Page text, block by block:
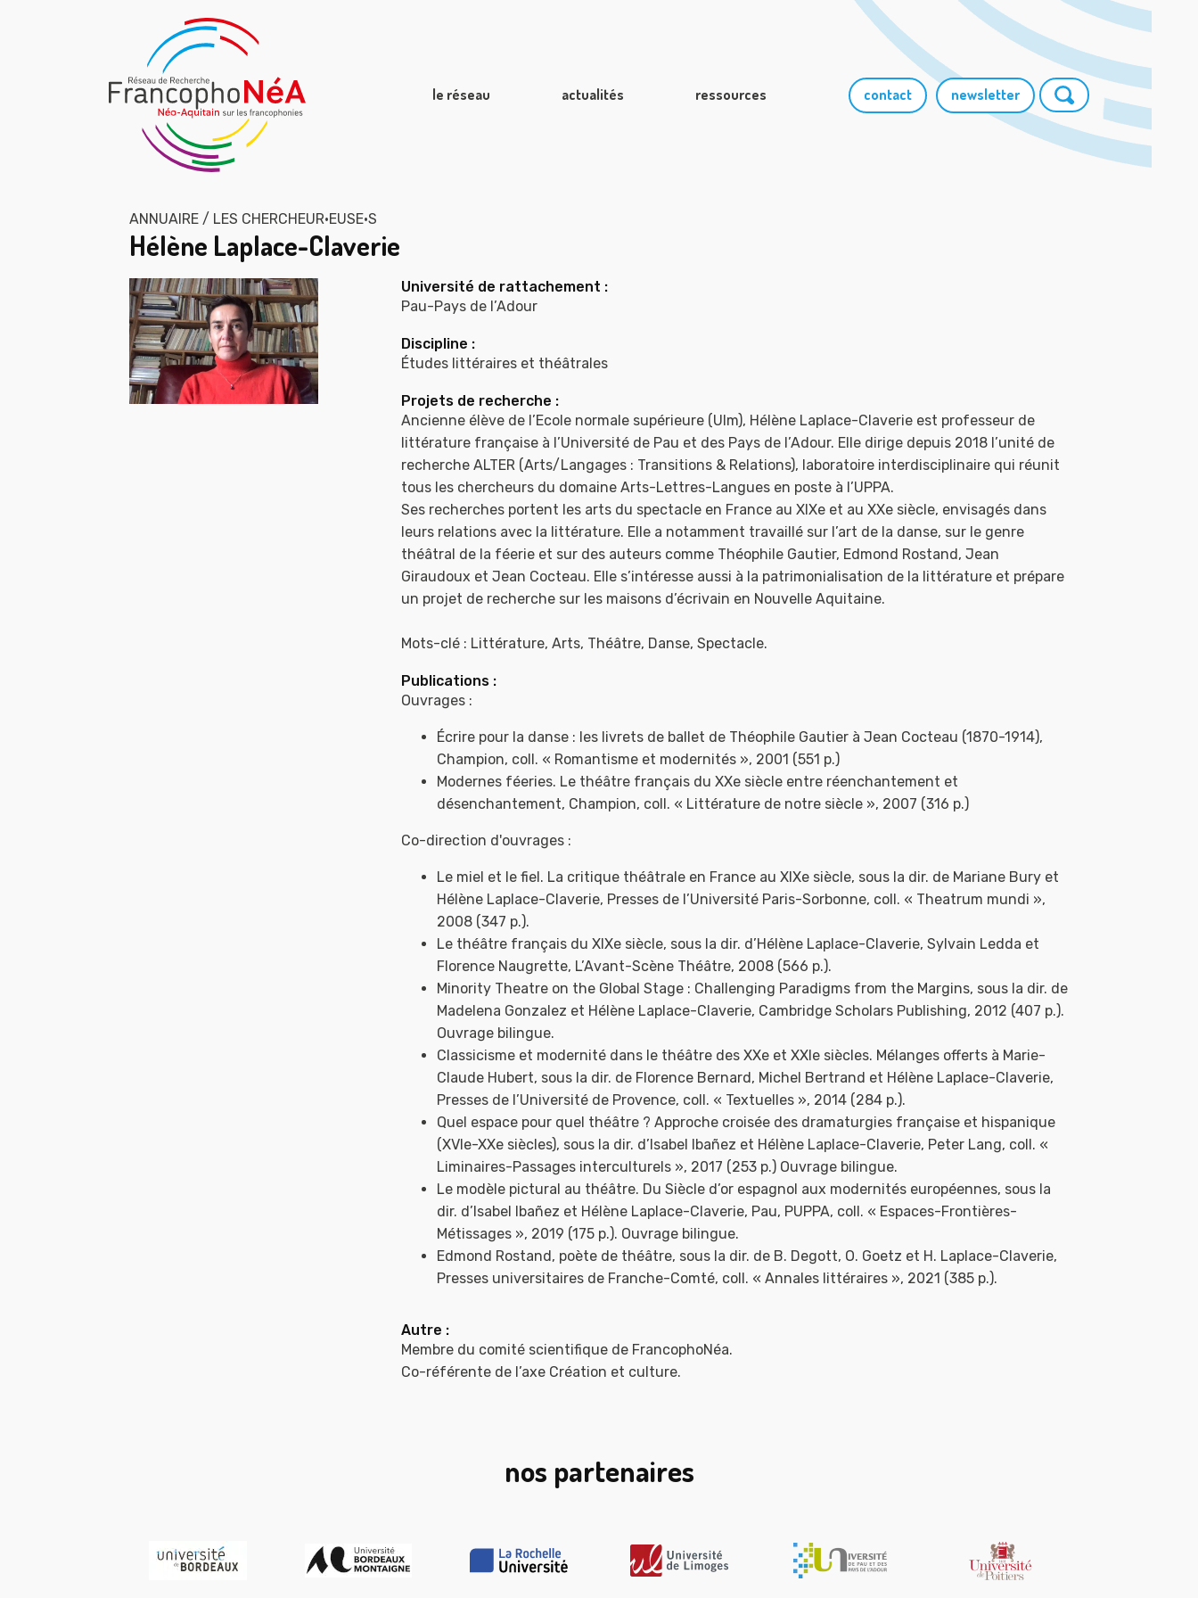
le réseau actualités ressources contact newsletter
ANNUAIRE / LES CHERCHEUR·EUSE·S
Hélène Laplace-Claverie
Université de rattachement :
Pau-Pays de l’Adour
Discipline :
Études littéraires et théâtrales
Projets de recherche :
Ancienne élève de l’Ecole normale supérieure (Ulm), Hélène Laplace-Claverie est professeur de
littérature française à l’Université de Pau et des Pays de l’Adour. Elle dirige depuis 2018 l’unité de
recherche ALTER (Arts/Langages : Transitions & Relations), laboratoire interdisciplinaire qui réunit
tous les chercheurs du domaine Arts-Lettres-Langues en poste à l’UPPA.
Ses recherches portent les arts du spectacle en France au XIXe et au XXe siècle, envisagés dans
leurs relations avec la littérature. Elle a notamment travaillé sur l’art de la danse, sur le genre
théâtral de la féerie et sur des auteurs comme Théophile Gautier, Edmond Rostand, Jean
Giraudoux et Jean Cocteau. Elle s’intéresse aussi à la patrimonialisation de la littérature et prépare
un projet de recherche sur les maisons d’écrivain en Nouvelle Aquitaine.
Mots-clé : Littérature, Arts, Théâtre, Danse, Spectacle.
Publications :
Ouvrages :
Écrire pour la danse : les livrets de ballet de Théophile Gautier à Jean Cocteau (1870-1914),
Champion, coll. « Romantisme et modernités », 2001 (551 p.)
Modernes féeries. Le théâtre français du XXe siècle entre réenchantement et
désenchantement, Champion, coll. « Littérature de notre siècle », 2007 (316 p.)
Co-direction d'ouvrages :
Le miel et le fiel. La critique théâtrale en France au XIXe siècle, sous la dir. de Mariane Bury et
Hélène Laplace-Claverie, Presses de l’Université Paris-Sorbonne, coll. « Theatrum mundi »,
2008 (347 p.).
Le théâtre français du XIXe siècle, sous la dir. d’Hélène Laplace-Claverie, Sylvain Ledda et
Florence Naugrette, L’Avant-Scène Théâtre, 2008 (566 p.).
Minority Theatre on the Global Stage : Challenging Paradigms from the Margins, sous la dir. de
Madelena Gonzalez et Hélène Laplace-Claverie, Cambridge Scholars Publishing, 2012 (407 p.).
Ouvrage bilingue.
Classicisme et modernité dans le théâtre des XXe et XXIe siècles. Mélanges offerts à Marie-
Claude Hubert, sous la dir. de Florence Bernard, Michel Bertrand et Hélène Laplace-Claverie,
Presses de l’Université de Provence, coll. « Textuelles », 2014 (284 p.).
Quel espace pour quel théâtre ? Approche croisée des dramaturgies française et hispanique
(XVIe-XXe siècles), sous la dir. d’Isabel Ibañez et Hélène Laplace-Claverie, Peter Lang, coll. «
Liminaires-Passages interculturels », 2017 (253 p.) Ouvrage bilingue.
Le modèle pictural au théâtre. Du Siècle d’or espagnol aux modernités européennes, sous la
dir. d’Isabel Ibañez et Hélène Laplace-Claverie, Pau, PUPPA, coll. « Espaces-Frontières-
Métissages », 2019 (175 p.). Ouvrage bilingue.
Edmond Rostand, poète de théâtre, sous la dir. de B. Degott, O. Goetz et H. Laplace-Claverie,
Presses universitaires de Franche-Comté, coll. « Annales littéraires », 2021 (385 p.).
Autre :
Membre du comité scientifique de FrancophoNéa.
Co-référente de l’axe Création et culture.
nos partenaires